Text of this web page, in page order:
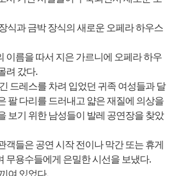
식과 금박 장식의 새로운 오페라 하우스
이름을 따서 지은 가르니에 오페라 하우
려 갔다.
드레스를 차려 입었던 귀족 여성들과 달
팔 다리를 드러내고 얇은 재질에 의상을
보기 위한 남성들이 발레 공연장을 찾았
객들은 공연 시작 전이나 막간 또는 휴게
무용수들에게 은밀한 시선을 보냈다.
여 있었다.